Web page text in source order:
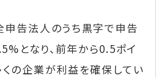
申告法人のうち黒字で申告
となり、前年から0.5ポイ
くの企業が利益を確保してい